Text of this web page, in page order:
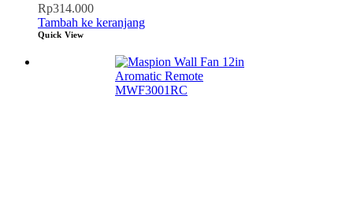
Rp314.000
Tambah ke keranjang
Quick View